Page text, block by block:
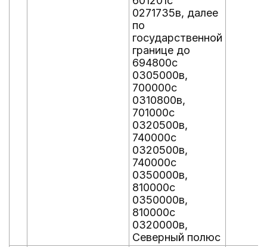
0271735в, далее
по
государственной
границе до
694800с
0305000в,
700000с
0310800в,
701000с
0320500в,
740000с
0320500в,
740000с
0350000в,
810000с
0350000в,
810000с
0320000в,
Северный полюс